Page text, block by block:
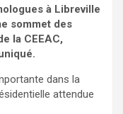
à Libreville
sommet des
la CEEAC,
dans la
attendue